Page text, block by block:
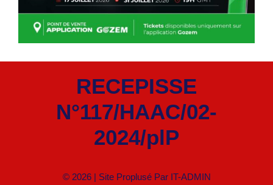
RECEPISSE
N°117/HAAC/02-
2024/plP
© 2026 | Site Proplusé Par IT-ADMIN